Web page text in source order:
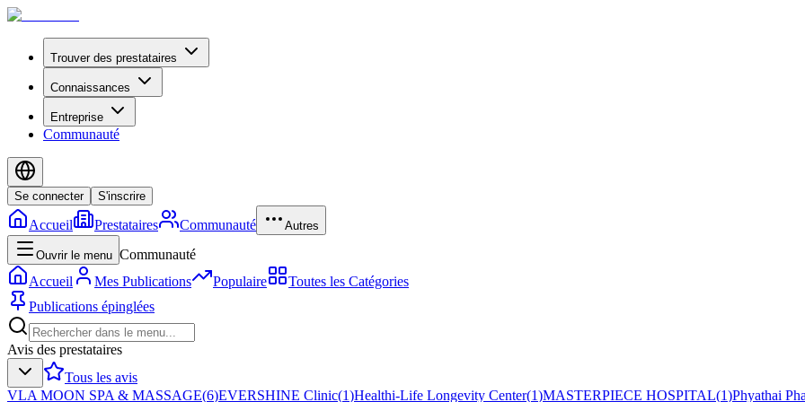
Trouver des prestataires
Connaissances
Entreprise
Communauté
Se connecter S'inscrire
Accueil Prestataires Communauté Autres
Ouvrir le menu Communauté
Accueil
Mes Publications Populaire
Toutes les Catégories
Publications épinglées
Avis des prestataires
Tous les avis
VLA MOON SPA & MASSAGE(6)EVERSHINE Clinic(1)Healthi-Life Longevity Center(1)MASTERPIECE HOSPITAL(1)Phyathai